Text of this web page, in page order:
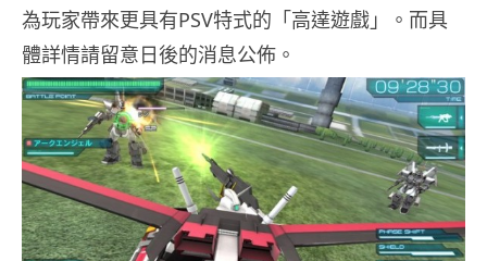
為玩家帶來更具有PSV特式的「高達遊戲」。而具
體詳情請留意日後的消息公佈。